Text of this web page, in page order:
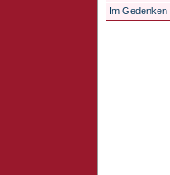
Im Gedenken